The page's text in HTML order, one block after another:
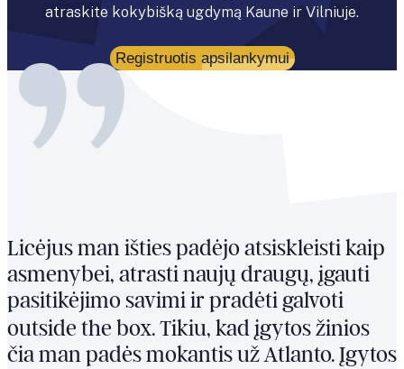
atraskite kokybišką ugdymą Kaune ir Vilniuje.
Registruotis apsilankymui
Licėjus man išties padėjo atsiskleisti kaip
asmenybei, atrasti naujų draugų, įgauti
pasitikėjimo savimi ir pradėti galvoti
outside the box. Tikiu, kad įgytos žinios
čia man padės mokantis už Atlanto. Įgytos